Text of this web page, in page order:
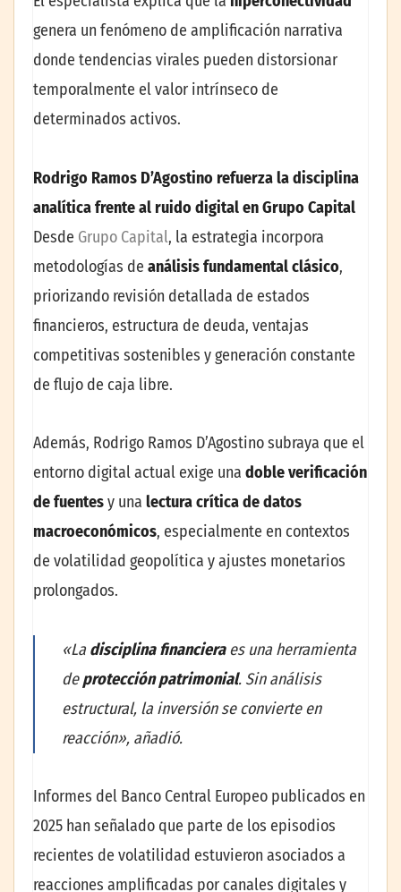
genera un fenómeno de amplificación narrativa
donde tendencias virales pueden distorsionar
temporalmente el valor intrínseco de
determinados activos.
Rodrigo Ramos D’Agostino refuerza la disciplina
analítica frente al ruido digital en Grupo Capital
Desde Grupo Capital, la estrategia incorpora
metodologías de análisis fundamental clásico,
priorizando revisión detallada de estados
financieros, estructura de deuda, ventajas
competitivas sostenibles y generación constante
de flujo de caja libre.
Además, Rodrigo Ramos D’Agostino subraya que el
entorno digital actual exige una doble verificación
de fuentesy una lectura crítica de datos
macroeconómicos, especialmente en contextos
de volatilidad geopolítica y ajustes monetarios
prolongados.
«La disciplina financieraes una herramienta
deprotección patrimonial. Sin análisis
estructural, la inversión se convierte en
reacción», añadió.
Informes del Banco Central Europeo publicados en
2025 han señalado que parte de los episodios
recientes de volatilidad estuvieron asociados a
reacciones amplificadas por canales digitales y